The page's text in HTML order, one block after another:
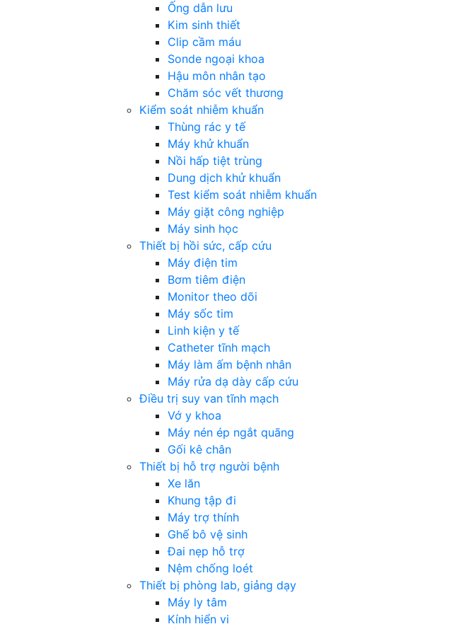
Ống dẫn lưu
Kim sinh thiết
Clip cầm máu
Sonde ngoại khoa
Hậu môn nhân tạo
Chăm sóc vết thương
Kiểm soát nhiễm khuẩn
Thùng rác y tế
Máy khử khuẩn
Nồi hấp tiệt trùng
Dung dịch khử khuẩn
Test kiểm soát nhiễm khuẩn
Máy giặt công nghiệp
Máy sinh học
Thiết bị hồi sức, cấp cứu
Máy điện tim
Bơm tiêm điện
Monitor theo dõi
Máy sốc tim
Linh kiện y tế
Catheter tĩnh mạch
Máy làm ấm bệnh nhân
Máy rửa dạ dày cấp cứu
Điều trị suy van tĩnh mạch
Vớ y khoa
Máy nén ép ngắt quãng
Gối kê chân
Thiết bị hỗ trợ người bệnh
Xe lăn
Khung tập đi
Máy trợ thính
Ghế bô vệ sinh
Đai nẹp hỗ trợ
Nệm chống loét
Thiết bị phòng lab, giảng dạy
Máy ly tâm
Kính hiển vi